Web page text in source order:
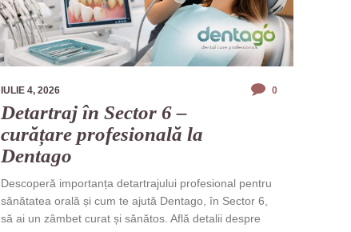
IULIE 4, 2026 0
Detartraj în Sector 6 –
curățare profesională la
Dentago
Descoperă importanța detartrajului profesional pentru
sănătatea orală și cum te ajută Dentago, în Sector 6,
să ai un zâmbet curat și sănătos. Află detalii despre